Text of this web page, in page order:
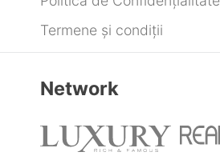
Termene și condiții
Network